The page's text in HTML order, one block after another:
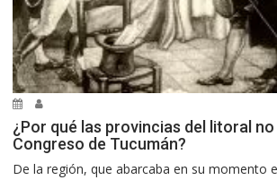
¿Por qué las provincias del litoral
Congreso de Tucumán?
De la región, que abarcaba en su momento